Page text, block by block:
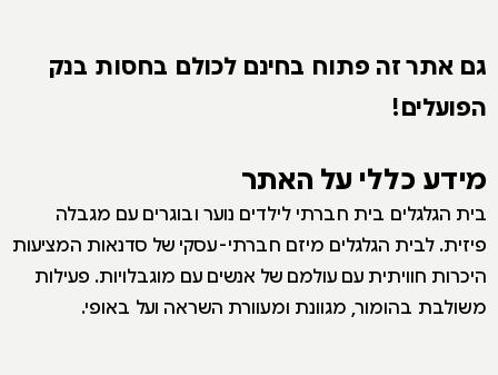
גם אתר זה פתוח בחינם לכולם בחסות בנק
הפועלים!
מידע כללי על האתר
בית הגלגלים בית חברתי לילדים נוער ובוגרים עם מגבלה
פיזית. לבית הגלגלים מיזם חברתי-עסקי של סדנאות המציעות
היכרות חוויתית עם עולמם של אנשים עם מוגבלויות. פעילות
משולבת בהומור, מגוונת ומעוורת השראה ועל באופי.